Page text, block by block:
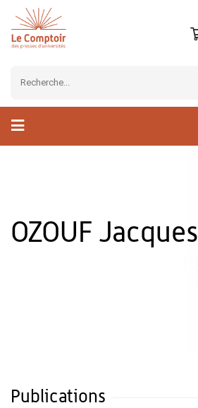
OZOUF Jacques
Publications